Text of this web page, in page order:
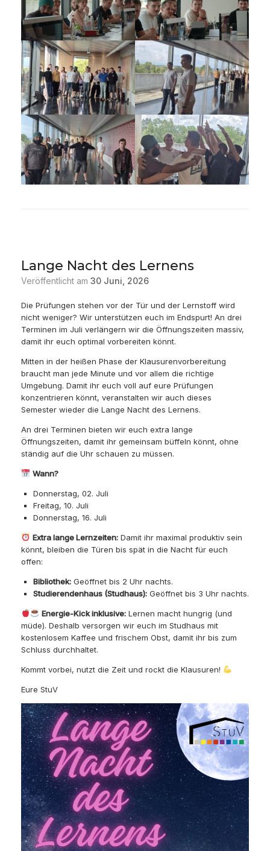
Lange Nacht des Lernens
Veröffentlicht am 30 Juni, 2026
Die Prüfungen stehen vor der Tür und der Lernstoff wird
nicht weniger? Wir unterstützen euch im Endspurt! An drei
Terminen im Juli verlängern wir die Öffnungszeiten massiv,
damit ihr euch optimal vorbereiten könnt.
Mitten in der heißen Phase der Klausurenvorbereitung
braucht man jede Minute und vor allem die richtige
Umgebung. Damit ihr euch voll auf eure Prüfungen
konzentrieren könnt, veranstalten wir auch dieses
Semester wieder die Lange Nacht des Lernens.
An drei Terminen bieten wir euch extra lange
Öffnungszeiten, damit ihr gemeinsam büffeln könnt, ohne
ständig auf die Uhr schauen zu müssen.
Wann?
Donnerstag, 02. Juli
Freitag, 10. Juli
Donnerstag, 16. Juli
Extra lange Lernzeiten:Damit ihr maximal produktiv sein
könnt, bleiben die Türen bis spät in die Nacht für euch
offen:
Bibliothek:Geöffnet bis 2 Uhr nachts.
Studierendenhaus (Studhaus):Geöffnet bis 3 Uhr nachts.
Energie-Kick inklusive:Lernen macht hungrig (und
müde). Deshalb versorgen wir euch im Studhaus mit
kostenlosem Kaffee und frischem Obst, damit ihr bis zum
Schluss durchhaltet.
Kommt vorbei, nutzt die Zeit und rockt die Klausuren!
Eure StuV